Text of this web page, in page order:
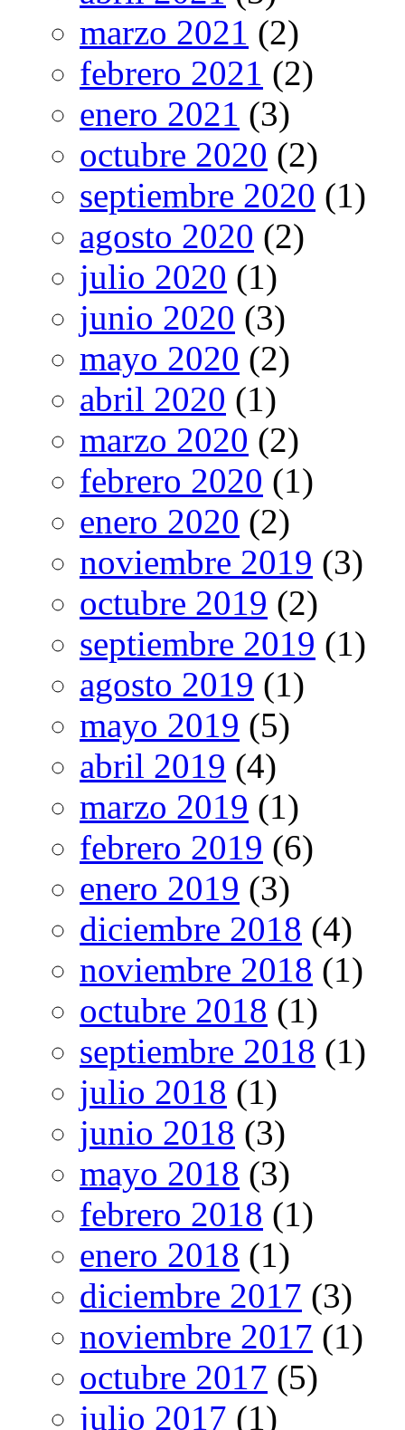
marzo 2021 (2)
febrero 2021 (2)
enero 2021 (3)
octubre 2020 (2)
septiembre 2020 (1)
agosto 2020 (2)
julio 2020 (1)
junio 2020 (3)
mayo 2020 (2)
abril 2020 (1)
marzo 2020 (2)
febrero 2020 (1)
enero 2020 (2)
noviembre 2019 (3)
octubre 2019 (2)
septiembre 2019 (1)
agosto 2019 (1)
mayo 2019 (5)
abril 2019 (4)
marzo 2019 (1)
febrero 2019 (6)
enero 2019 (3)
diciembre 2018 (4)
noviembre 2018 (1)
octubre 2018 (1)
septiembre 2018 (1)
julio 2018 (1)
junio 2018 (3)
mayo 2018 (3)
febrero 2018 (1)
enero 2018 (1)
diciembre 2017 (3)
noviembre 2017 (1)
octubre 2017 (5)
julio 2017 (1)